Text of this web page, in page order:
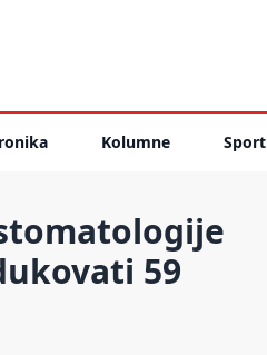
Kolumne Sport
59